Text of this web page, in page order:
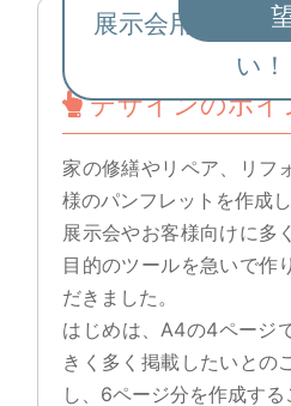
展示会用に実績
い！
デザインのポイ
家の修繕やリペア、リフ
様のパンフレットを作成し
展示会やお客様向けに多
目的のツールを急いで作
だきました。
はじめは、A4の4ページ
きく多く掲載したいとの
し、6ページ分を作成する